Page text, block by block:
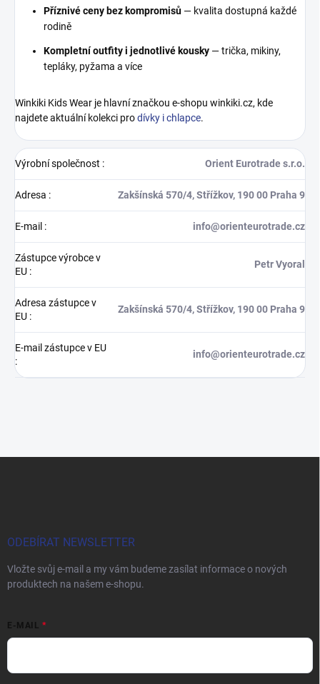
Příznivé ceny bez kompromisů — kvalita dostupná každé
rodině
Kompletní outfity i jednotlivé kousky — trička, mikiny,
tepláky, pyžama a více
Winkiki Kids Wear je hlavní značkou e-shopu winkiki.cz, kde
najdete aktuální kolekci prodívky i chlapce.
Výrobní společnost : Orient Eurotrade s.r.o.
Adresa : Zakšínská 570/4, Střížkov, 190 00 Praha 9
E-mail : info@orienteurotrade.cz
Zástupce výrobce v
EU :
Petr Vyoral
Adresa zástupce v
EU :
Zakšínská 570/4, Střížkov, 190 00 Praha 9
E-mail zástupce v EU
:
info@orienteurotrade.cz
ODEBÍRAT NEWSLETTER
Vložte svůj e-mail a my vám budeme zasílat informace o nových
produktech na našem e-shopu.
E-MAIL